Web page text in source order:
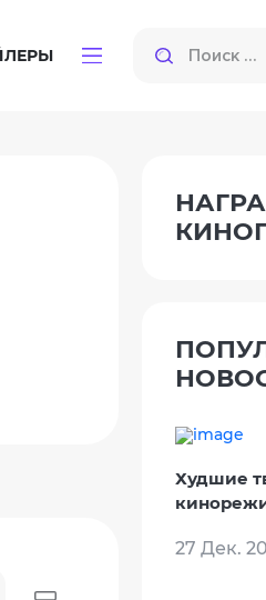
Худшие
27 Дек.